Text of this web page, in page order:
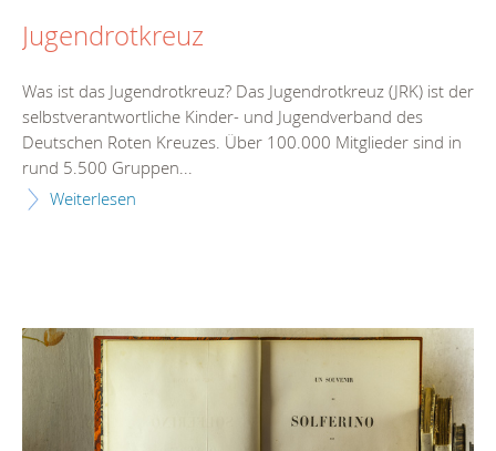
Jugendrotkreuz
Was ist das Jugendrotkreuz? Das Jugendrotkreuz (JRK) ist der
selbstverantwortliche Kinder- und Jugendverband des
Deutschen Roten Kreuzes. Über 100.000 Mitglieder sind in
rund 5.500 Gruppen...
Weiterlesen